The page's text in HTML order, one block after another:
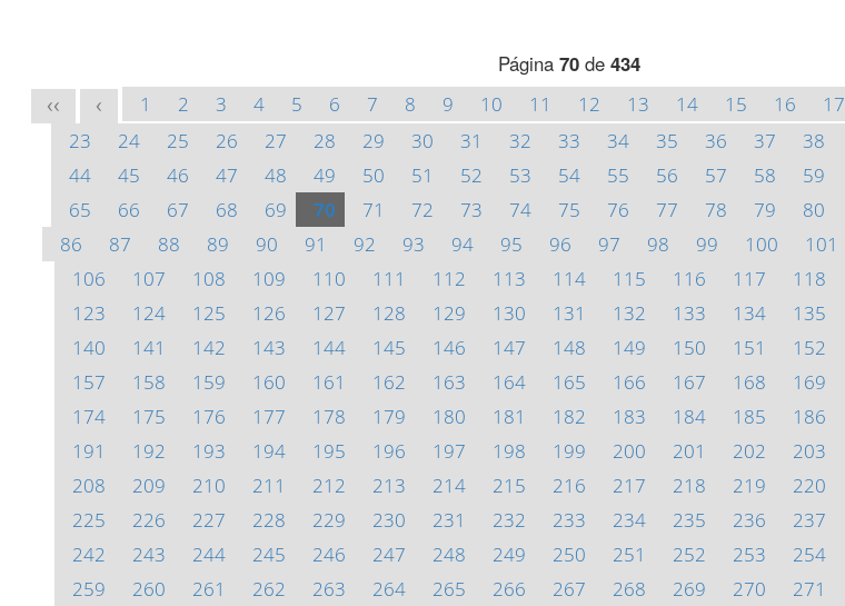
Página 70 de 434
<< < 1 2 3 4 5 6 7 8 9 10 11 12 13 14 15 16 17
23
24 25 26 27 28 29 30 31 32 33 34 35 36 37 38
44
45 46 47 48 49 50 51 52 53 54 55 56 57 58 59
65
66 67 68 69 70 71 72 73 74 75 76 77 78 79 80
86
87 88 89 90 91 92 93 94 95 96 97 98 99 100 101
106
107 108 109 110 111 112 113 114 115 116 117 118
123
124 125 126 127 128 129 130 131 132 133 134 135
140
141 142 143 144 145 146 147 148 149 150 151 152
157
158 159 160 161 162 163 164 165 166 167 168 169
174
175 176 177 178 179 180 181 182 183 184 185 186
191
192 193 194 195 196 197 198 199 200 201 202 203
208
209 210 211 212 213 214 215 216 217 218 219 220
225
226 227 228 229 230 231 232 233 234 235 236 237
242
243 244 245 246 247 248 249 250 251 252 253 254
259
260 261 262 263 264 265 266 267 268 269 270 271